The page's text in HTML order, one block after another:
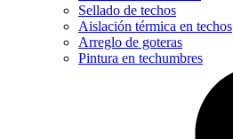
Sellado de techos
Aislación térmica en techos
Arreglo de goteras
Pintura en techumbres